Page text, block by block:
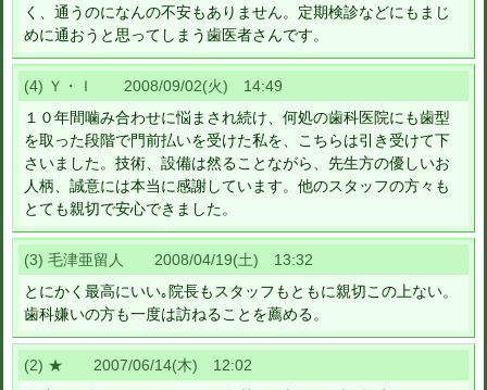
く、通うのになんの不安もありません。定期検診などにもまじ
めに通おうと思ってしまう歯医者さんです。
(4) Ｙ・Ｉ 2008/09/02(火) 14:49
１０年間噛み合わせに悩まされ続け、何処の歯科医院にも歯型
を取った段階で門前払いを受けた私を、こちらは引き受けて下
さいました。技術、設備は然ることながら、先生方の優しいお
人柄、誠意には本当に感謝しています。他のスタッフの方々も
とても親切で安心できました。
(3) 毛津亜留人 2008/04/19(土) 13:32
とにかく最高にいい｡院長もスタッフもともに親切この上ない。
歯科嫌いの方も一度は訪ねることを薦める。
(2) ★ 2007/06/14(木) 12:02